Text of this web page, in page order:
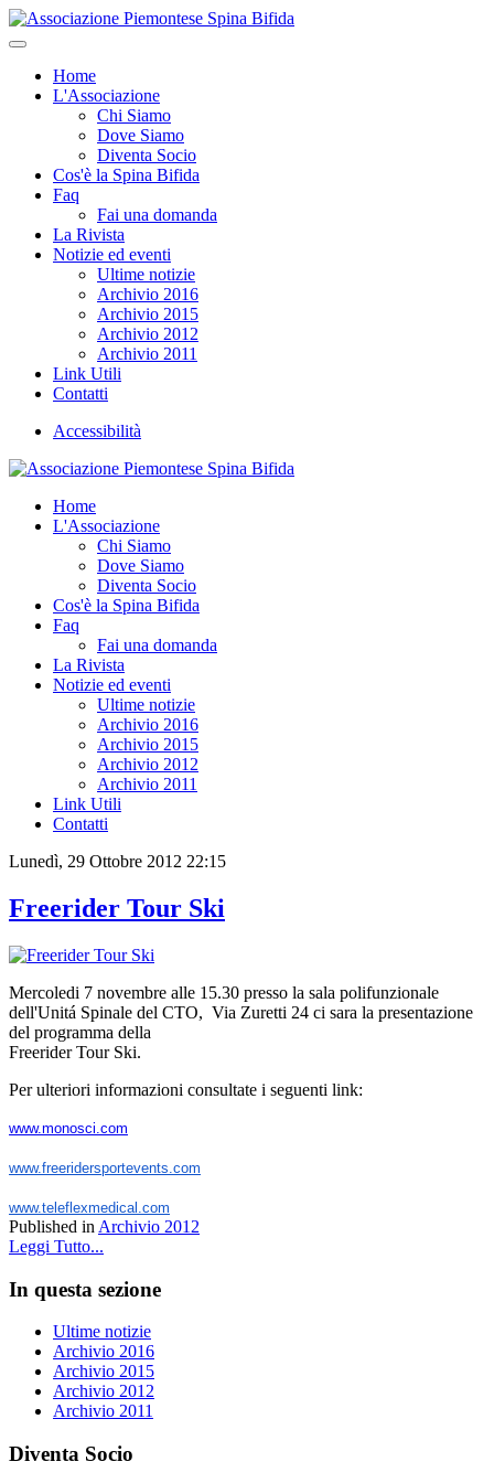
Home
L'Associazione
Chi Siamo
Dove Siamo
Diventa Socio
Cos'è la Spina Bifida
Faq
Fai una domanda
La Rivista
Notizie ed eventi
Ultime notizie
Archivio 2016
Archivio 2015
Archivio 2012
Archivio 2011
Link Utili
Contatti
Accessibilità
Home
L'Associazione
Chi Siamo
Dove Siamo
Diventa Socio
Cos'è la Spina Bifida
Faq
Fai una domanda
La Rivista
Notizie ed eventi
Ultime notizie
Archivio 2016
Archivio 2015
Archivio 2012
Archivio 2011
Link Utili
Contatti
Lunedì, 29 Ottobre 2012 22:15
Freerider Tour Ski
Mercoledi 7 novembre alle 15.30 presso la sala polifunzionale
dell'Unitá Spinale del CTO, Via Zuretti 24 ci sara la presentazione
del programma della
Freerider Tour Ski.
Per ulteriori informazioni consultate i seguenti link:
www.monosci.com
www.freeridersportevents.com
www.teleflexmedical.com
Published in Archivio 2012
Leggi Tutto...
In questa sezione
Ultime notizie
Archivio 2016
Archivio 2015
Archivio 2012
Archivio 2011
Diventa Socio